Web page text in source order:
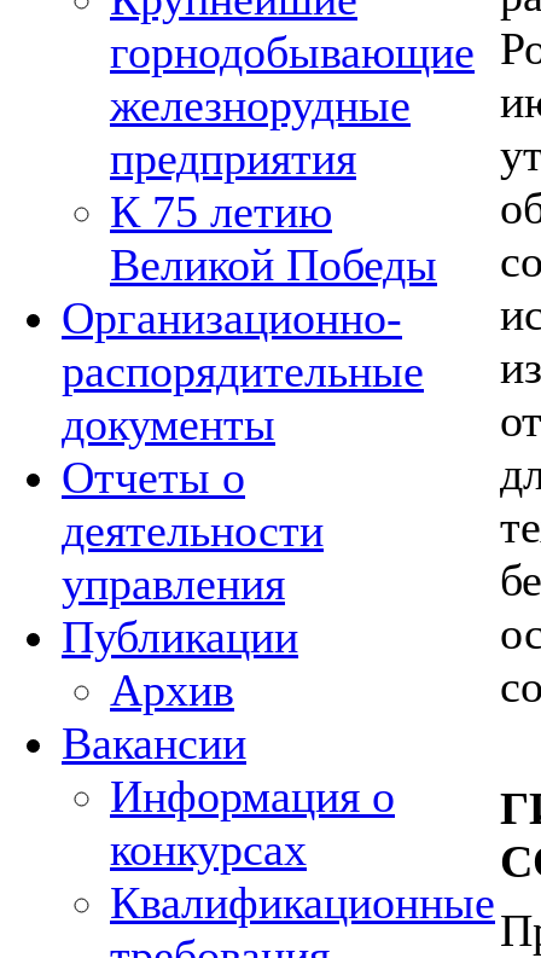
горнодобывающие
железнорудные
предприятия
К 75 летию
Великой Победы
Организационно-
распорядительные
документы
Отчеты о
деятельности
управления
Публикации
Архив
Вакансии
Информация о
конкурсах
Квалификационные